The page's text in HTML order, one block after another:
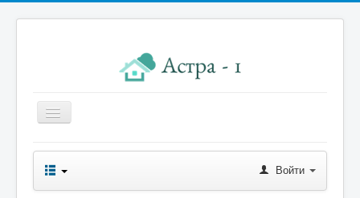
Главная
Новости правления
Войти